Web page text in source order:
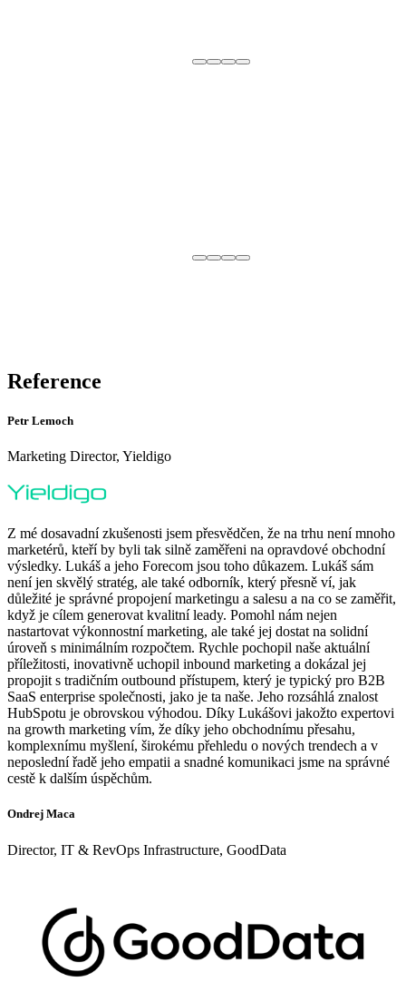
Reference
Petr Lemoch
Marketing Director, Yieldigo
Z mé dosavadní zkušenosti jsem přesvědčen, že na trhu není mnoho
marketérů, kteří by byli tak silně zaměřeni na opravdové obchodní
výsledky. Lukáš a jeho Forecom jsou toho důkazem. Lukáš sám
není jen skvělý stratég, ale také odborník, který přesně ví, jak
důležité je správné propojení marketingu a salesu a na co se zaměřit,
když je cílem generovat kvalitní leady. Pomohl nám nejen
nastartovat výkonnostní marketing, ale také jej dostat na solidní
úroveň s minimálním rozpočtem. Rychle pochopil naše aktuální
příležitosti, inovativně uchopil inbound marketing a dokázal jej
propojit s tradičním outbound přístupem, který je typický pro B2B
SaaS enterprise společnosti, jako je ta naše. Jeho rozsáhlá znalost
HubSpotu je obrovskou výhodou. Díky Lukášovi jakožto expertovi
na growth marketing vím, že díky jeho obchodnímu přesahu,
komplexnímu myšlení, širokému přehledu o nových trendech a v
neposlední řadě jeho empatii a snadné komunikaci jsme na správné
cestě k dalším úspěchům.
Ondrej Maca
Director, IT & RevOps Infrastructure, GoodData